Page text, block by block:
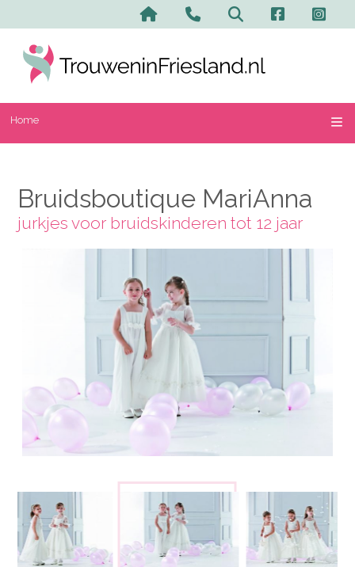
Home Contact en
Zoeken
Home
Bruidsboutique MariAnna
jurkjes voor bruidskinderen tot 12 jaar